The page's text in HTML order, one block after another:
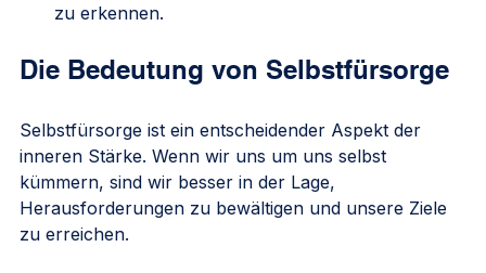
zu erkennen.
Die Bedeutung von Selbstfürsorge
Selbstfürsorge ist ein entscheidender Aspekt der
inneren Stärke. Wenn wir uns um uns selbst
kümmern, sind wir besser in der Lage,
Herausforderungen zu bewältigen und unsere Ziele
zu erreichen.